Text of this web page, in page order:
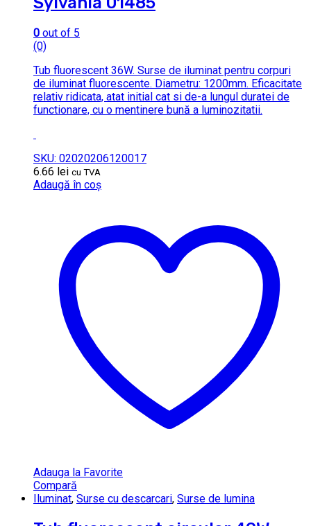
0 out of 5
(0)
Tub fluorescent 36W. Surse de iluminat pentru corpuri
de iluminat fluorescente. Diametru: 1200mm. Eficacitate
relativ ridicata, atat initial cat si de-a lungul duratei de
functionare, cu o mentinere bună a luminozitatii.
SKU: 02020206120017
6.66 lei cu TVA
Adaugă în coș
Adauga la Favorite
Compară
Iluminat, Surse cu descarcari, Surse de lumina